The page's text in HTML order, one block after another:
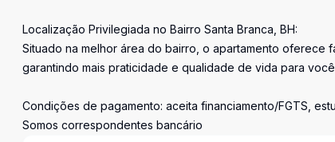
Localização Privilegiada no Bairro Santa Branca, BH:
Situado na melhor área do bairro, o apartamento oferece
garantindo mais praticidade e qualidade de vida para
Condições de pagamento: aceita financiamento/FGTS,
Somos correspondentes bancário